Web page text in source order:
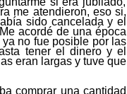
me atendieron, eso si,
sido cancelada y el
acordé de una época
no fue posible por las
tener el dinero y el
s eran largas y tuve que
comprar una cantidad